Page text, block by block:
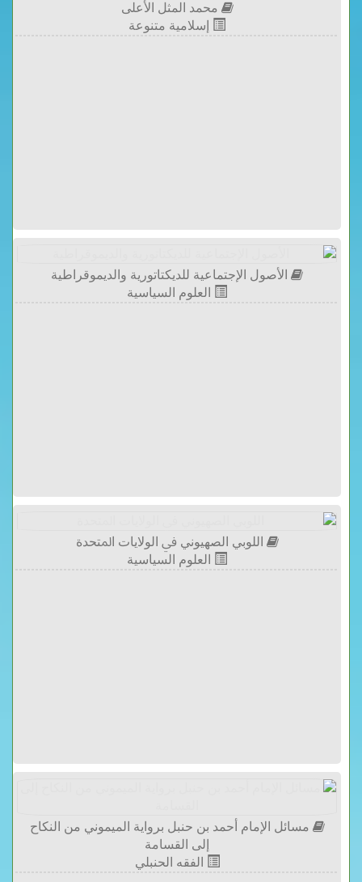
محمد المثل الأعلى
إسلامية متنوعة
الأصول الإجتماعية للديكتاتورية والديموقراطية
العلوم السياسية
اللوبي الصهيوني ﰲ ﺍﻟﻮﻻﻳﺎﺕ ﺍﳌﺘﺤﺪﺓ
العلوم السياسية
مسائل الإمام أحمد بن حنبل برواية الميموني من النكاح
إلى القسامة
الفقه الحنبلي